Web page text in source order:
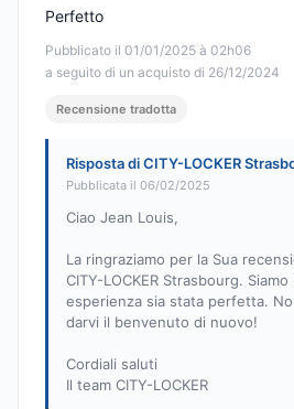
Pubblicato il 01/01/2025 à 02h06
a seguito di un acquisto di 26/12/2024
Perfetto
Recensione tradotta
Risposta di CITY-LOCKER
Pubblicata il 06/02/2025
Ciao Jean Louis,
La ringraziamo per la Sua
CITY-LOCKER Strasbourg.
esperienza sia stata perfetta.
darvi il benvenuto di nuovo!
Cordiali saluti
Il team CITY-LOCKER